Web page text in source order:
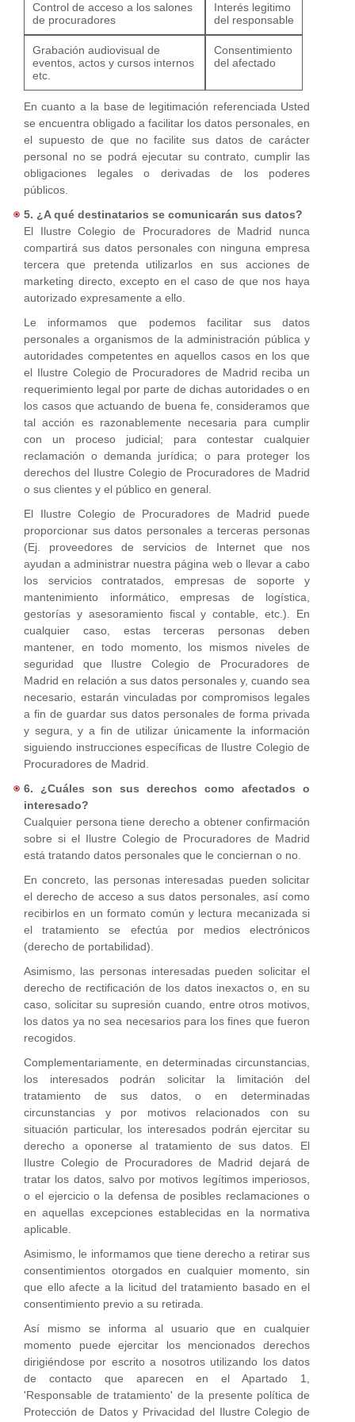
Control de acceso a los salones
de procuradores
Interés legitimo
del responsable
Grabación audiovisual de
eventos, actos y cursos internos
etc.
Consentimiento
del afectado
En cuanto a la base de legitimación referenciada Usted
se encuentra obligado a facilitar los datos personales, en
el supuesto de que no facilite sus datos de carácter
personal no se podrá ejecutar su contrato, cumplir las
obligaciones legales o derivadas de los poderes
públicos.
5. ¿A qué destinatarios se comunicarán sus datos?
El Ilustre Colegio de Procuradores de Madrid nunca
compartirá sus datos personales con ninguna empresa
tercera que pretenda utilizarlos en sus acciones de
marketing directo, excepto en el caso de que nos haya
autorizado expresamente a ello.
Le informamos que podemos facilitar sus datos
personales a organismos de la administración pública y
autoridades competentes en aquellos casos en los que
el Ilustre Colegio de Procuradores de Madrid reciba un
requerimiento legal por parte de dichas autoridades o en
los casos que actuando de buena fe, consideramos que
tal acción es razonablemente necesaria para cumplir
con un proceso judicial; para contestar cualquier
reclamación o demanda jurídica; o para proteger los
derechos del Ilustre Colegio de Procuradores de Madrid
o sus clientes y el público en general.
El Ilustre Colegio de Procuradores de Madrid puede
proporcionar sus datos personales a terceras personas
(Ej. proveedores de servicios de Internet que nos
ayudan a administrar nuestra página web o llevar a cabo
los servicios contratados, empresas de soporte y
mantenimiento informático, empresas de logística,
gestorías y asesoramiento fiscal y contable, etc.). En
cualquier caso, estas terceras personas deben
mantener, en todo momento, los mismos niveles de
seguridad que Ilustre Colegio de Procuradores de
Madrid en relación a sus datos personales y, cuando sea
necesario, estarán vinculadas por compromisos legales
a fin de guardar sus datos personales de forma privada
y segura, y a fin de utilizar únicamente la información
siguiendo instrucciones específicas de Ilustre Colegio de
Procuradores de Madrid.
6. ¿Cuáles son sus derechos como afectados o
interesado?
Cualquier persona tiene derecho a obtener confirmación
sobre si el Ilustre Colegio de Procuradores de Madrid
está tratando datos personales que le conciernan o no.
En concreto, las personas interesadas pueden solicitar
el derecho de acceso a sus datos personales, así como
recibirlos en un formato común y lectura mecanizada si
el tratamiento se efectúa por medios electrónicos
(derecho de portabilidad).
Asimismo, las personas interesadas pueden solicitar el
derecho de rectificación de los datos inexactos o, en su
caso, solicitar su supresión cuando, entre otros motivos,
los datos ya no sea necesarios para los fines que fueron
recogidos.
Complementariamente, en determinadas circunstancias,
los interesados podrán solicitar la limitación del
tratamiento de sus datos, o en determinadas
circunstancias y por motivos relacionados con su
situación particular, los interesados podrán ejercitar su
derecho a oponerse al tratamiento de sus datos. El
Ilustre Colegio de Procuradores de Madrid dejará de
tratar los datos, salvo por motivos legítimos imperiosos,
o el ejercicio o la defensa de posibles reclamaciones o
en aquellas excepciones establecidas en la normativa
aplicable.
Asimismo, le informamos que tiene derecho a retirar sus
consentimientos otorgados en cualquier momento, sin
que ello afecte a la licitud del tratamiento basado en el
consentimiento previo a su retirada.
Así mismo se informa al usuario que en cualquier
momento puede ejercitar los mencionados derechos
dirigiéndose por escrito a nosotros utilizando los datos
de contacto que aparecen en el Apartado 1,
'Responsable de tratamiento' de la presente política de
Protección de Datos y Privacidad del Ilustre Colegio de